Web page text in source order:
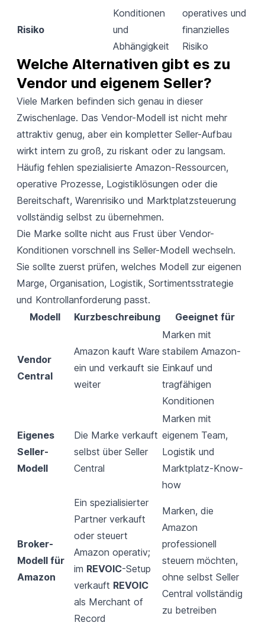
Risiko
Konditionen
und
Abhängigkeit
operatives und
finanzielles
Risiko
Welche Alternativen gibt es zu
Vendor und eigenem Seller?
Viele Marken befinden sich genau in dieser
Zwischenlage. Das Vendor-Modell ist nicht mehr
attraktiv genug, aber ein kompletter Seller-Aufbau
wirkt intern zu groß, zu riskant oder zu langsam.
Häufig fehlen spezialisierte Amazon-Ressourcen,
operative Prozesse, Logistiklösungen oder die
Bereitschaft, Warenrisiko und Marktplatzsteuerung
vollständig selbst zu übernehmen.
Die Marke sollte nicht aus Frust über Vendor-
Konditionen vorschnell ins Seller-Modell wechseln.
Sie sollte zuerst prüfen, welches Modell zur eigenen
Marge, Organisation, Logistik, Sortimentsstrategie
und Kontrollanforderung passt.
Modell
Kurzbeschreibung Geeignet für
Vendor
Central
Amazon kauft Ware
ein und verkauft sie
weiter
Marken mit
stabilem Amazon-
Einkauf und
tragfähigen
Konditionen
Eigenes
Seller-
Modell
Die Marke verkauft
selbst über Seller
Central
Marken mit
eigenem Team,
Logistik und
Marktplatz-Know-
how
Broker-
Modell für
Amazon
Ein spezialisierter
Partner verkauft
oder steuert
Amazon operativ;
im REVOIC-Setup
verkauft REVOIC
als Merchant of
Record
Marken, die
Amazon
professionell
steuern möchten,
ohne selbst Seller
Central vollständig
zu betreiben